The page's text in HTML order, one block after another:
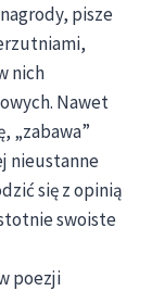
pisze
nich
Nawet
„zabawa”
nieustanne
się z opinią
swoiste
poezji